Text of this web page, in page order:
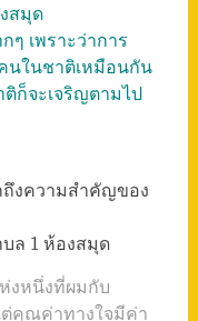
สมุด
ๆ เพราะว่าการ
นในชาติเหมือนกัน
ก็จะเจริญตามไป
งความสำคัญของ
ล 1 ห้องสมุด
งหนึ่งที่ผมกับ
ต่คุณค่าทางใจมีค่า